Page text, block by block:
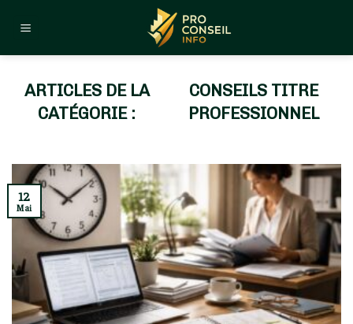
CONSEILS TITRE
PROFESSIONNEL
12
Mai